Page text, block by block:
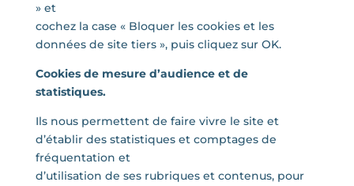
» et
cochez la case « Bloquer les cookies et les
données de site tiers », puis cliquez sur OK.
Cookies de mesure d’audience et de
statistiques.
Ils nous permettent de faire vivre le site et
d’établir des statistiques et comptages de
fréquentation et
d’utilisation de ses rubriques et contenus, pour